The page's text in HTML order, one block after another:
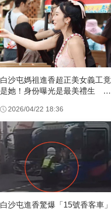
白沙屯媽祖進香超正美女義工竟
是她！身份曝光是最美禮生 一
2026/04/22 18:36
白沙屯進香驚爆「15號香客車」